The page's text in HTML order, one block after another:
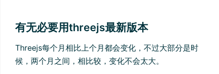
有无必要用threejs最新版本
Threejs每个月相比上个月都会变化，不过大部分是时
候，两个月之间，相比较，变化不会太大。